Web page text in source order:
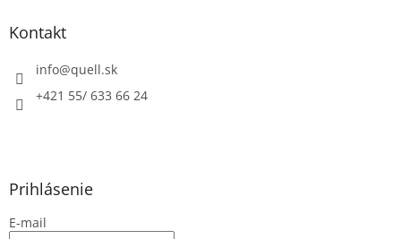
Kontakt
info@quell.sk
+421 55/ 633 66 24
Prihlásenie
E-mail